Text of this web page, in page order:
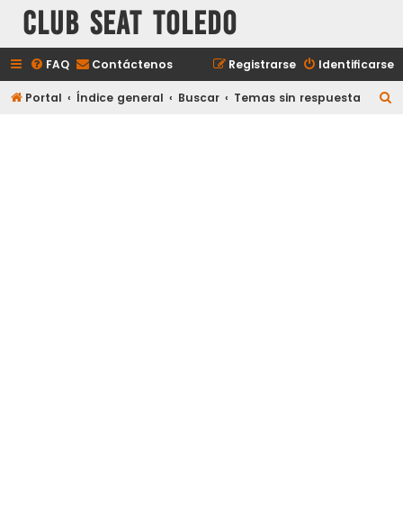
Club Seat Toledo
FAQ Contáctenos Identificarse
Registrarse
Portal Índice general Buscar Temas sin respuesta